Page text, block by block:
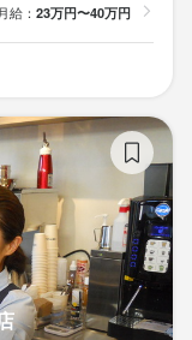
月給： 23万円〜40万円